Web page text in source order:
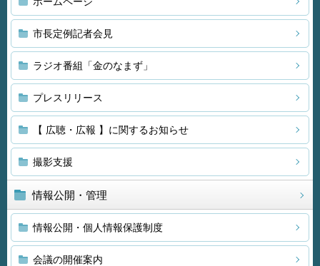
市長定例記者会見
ラジオ番組「金のなまず」
プレスリリース
【 広聴・広報 】に関するお知らせ
撮影支援
情報公開・管理
情報公開・個人情報保護制度
会議の開催案内